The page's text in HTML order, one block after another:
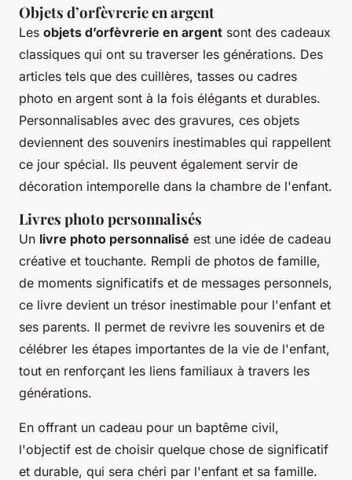
Objets d’orfèvrerie en argent
Les objets d’orfèvrerie en argent sont des cadeaux
classiques qui ont su traverser les générations. Des
articles tels que des cuillères, tasses ou cadres
photo en argent sont à la fois élégants et durables.
Personnalisables avec des gravures, ces objets
deviennent des souvenirs inestimables qui rappellent
ce jour spécial. Ils peuvent également servir de
décoration intemporelle dans la chambre de l'enfant.
Livres photo personnalisés
Un livre photo personnalisé est une idée de cadeau
créative et touchante. Rempli de photos de famille,
de moments significatifs et de messages personnels,
ce livre devient un trésor inestimable pour l'enfant et
ses parents. Il permet de revivre les souvenirs et de
célébrer les étapes importantes de la vie de l'enfant,
tout en renforçant les liens familiaux à travers les
générations.
En offrant un cadeau pour un baptême civil,
l'objectif est de choisir quelque chose de significatif
et durable, qui sera chéri par l'enfant et sa famille.